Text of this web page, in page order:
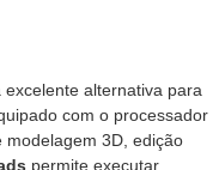
excelente alternativa para
com o processador
modelagem 3D, edição
permite executar